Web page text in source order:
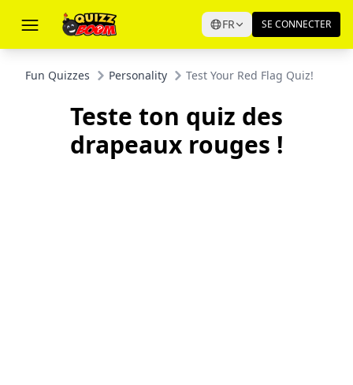
FR SE CONNECTER
Fun Quizzes Personality Test Your Red Flag Quiz!
Teste ton quiz des
drapeaux rouges !